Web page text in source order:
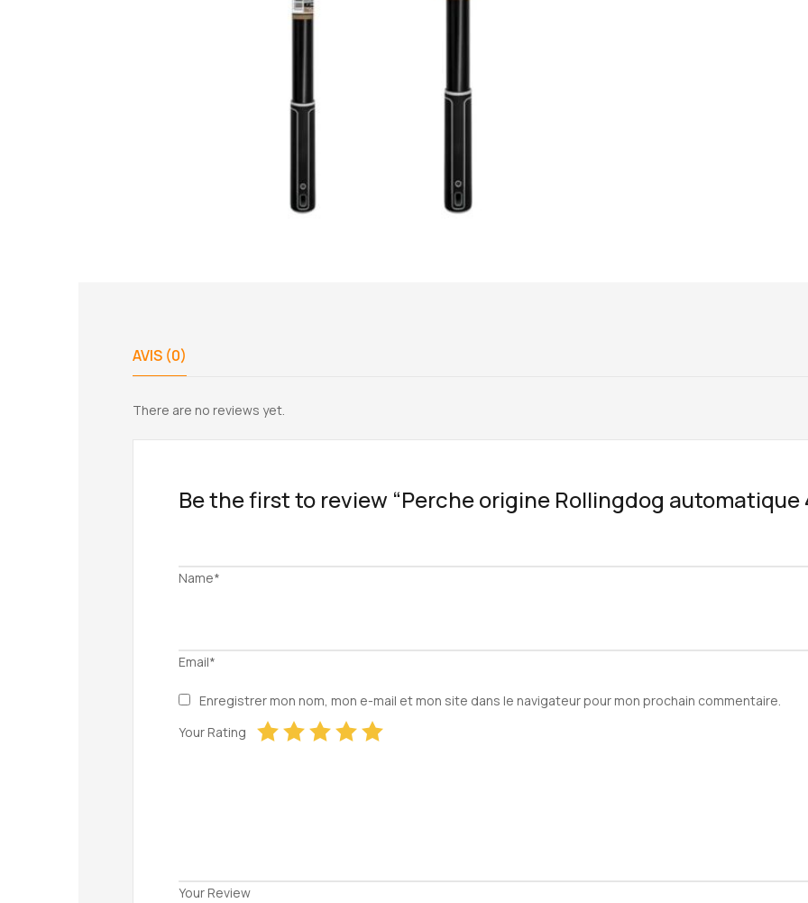
AVIS (0)
There are no reviews yet.
Be the first to review “Perche origine Rollingdog automatique
Name*
Email*
Enregistrer mon nom, mon e-mail et mon site dans le navigateur pour mon prochain commentaire.
Your Rating
Your Review